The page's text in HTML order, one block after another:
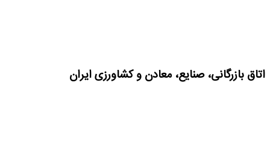
اتاق بازرگانی، صنایع، معادن و کشاورزی ایران